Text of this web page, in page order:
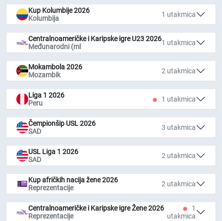
Kup Kolumbije 2026
Kolumbija
1 utakmica
Centralnoameričke i Karipske igre U23 2026
Međunarodni (ml
1 utakmica
Mokambola 2026
Mozambik
2 utakmica
Liga 1 2026
Peru
1 utakmica
Čempionšip USL 2026
SAD
3 utakmica
USL Liga 1 2026
SAD
2 utakmica
Kup afričkih nacija žene 2026
Reprezentacije
2 utakmica
Centralnoameričke i Karipske igre Žene 2026
Reprezentacije
1
utakmica